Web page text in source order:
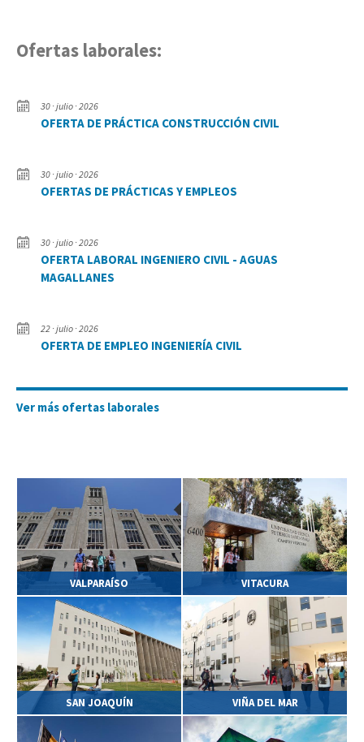
Ofertas laborales:
30 · julio · 2026
OFERTA DE PRÁCTICA CONSTRUCCIÓN CIVIL
30 · julio · 2026
OFERTAS DE PRÁCTICAS Y EMPLEOS
30 · julio · 2026
OFERTA LABORAL INGENIERO CIVIL - AGUAS
MAGALLANES
22 · julio · 2026
OFERTA DE EMPLEO INGENIERÍA CIVIL
Ver más ofertas laborales
VALPARAÍSO VITACURA
SAN JOAQUÍN VIÑA DEL MAR